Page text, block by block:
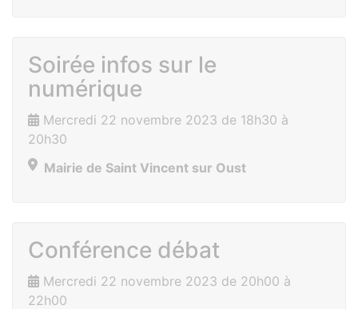
Soirée infos sur le
numérique
Mercredi 22 novembre 2023 de 18h30 à
20h30
Mairie de Saint Vincent sur Oust
Conférence débat
Mercredi 22 novembre 2023 de 20h00 à
22h00